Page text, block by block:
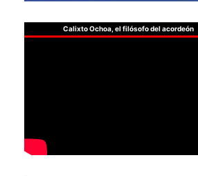
Calixto Ochoa, el filósofo del acordeón